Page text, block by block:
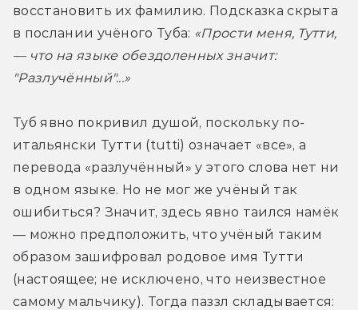
восстановить их фамилию. Подсказка скрыта
в послании учёного Туба: «Прости меня, Тутти,
— что на языке обездоленных значит:
"Разлучённый"...»
Туб явно покривил душой, поскольку по-
итальянски Тутти (tutti) означает «все», а
перевода «разлучённый» у этого слова нет ни
в одном языке. Но не мог же учёный так
ошибиться? Значит, здесь явно таился намёк
— можно предположить, что учёный таким
образом зашифровал родовое имя Тутти
(настоящее; не исключено, что неизвестное
самому мальчику). Тогда паззл складывается: